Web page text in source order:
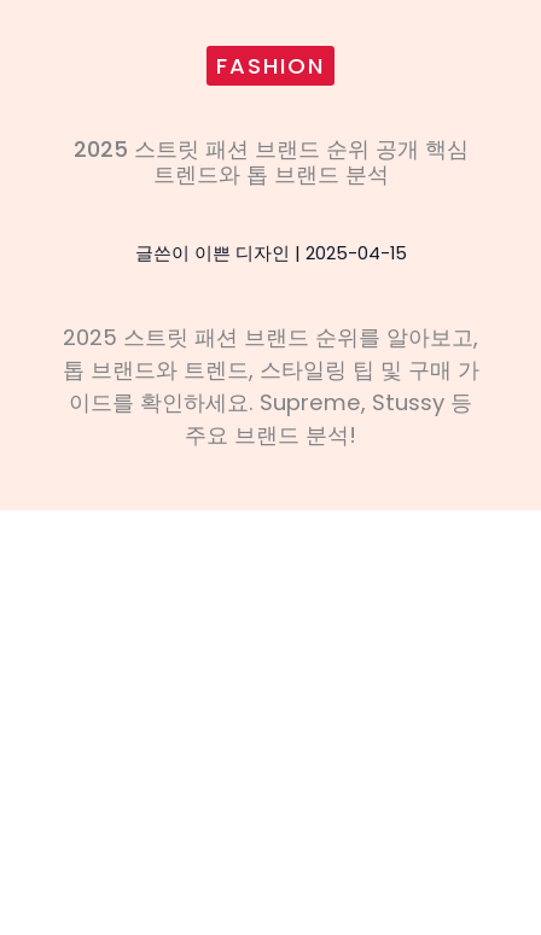
FASHION
2025 스트릿 패션 브랜드 순위 공개 핵심
트렌드와 톱 브랜드 분석
글쓴이 이쁜 디자인 | 2025-04-15
2025 스트릿 패션 브랜드 순위를 알아보고,
톱 브랜드와 트렌드, 스타일링 팁 및 구매 가
이드를 확인하세요. Supreme, Stussy 등
주요 브랜드 분석!